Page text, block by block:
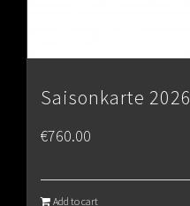
Saisonkarte 2026
€760.00
Add to cart